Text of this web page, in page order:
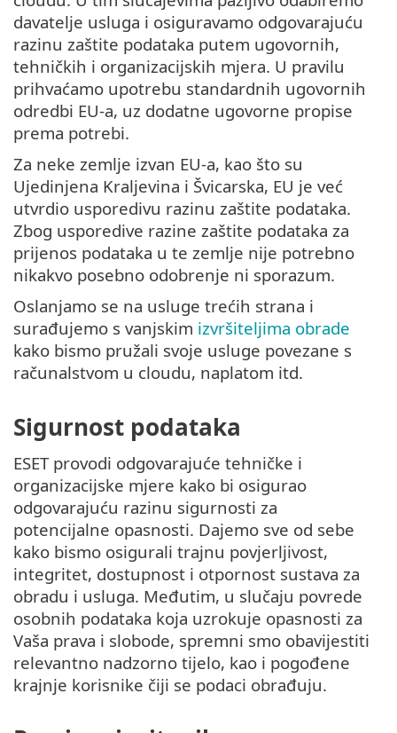
davatelje usluga i osiguravamo odgovarajuću
razinu zaštite podataka putem ugovornih,
tehničkih i organizacijskih mjera. U pravilu
prihvaćamo upotrebu standardnih ugovornih
odredbi EU-a, uz dodatne ugovorne propise
prema potrebi.
Za neke zemlje izvan EU-a, kao što su
Ujedinjena Kraljevina i Švicarska, EU je već
utvrdio usporedivu razinu zaštite podataka.
Zbog usporedive razine zaštite podataka za
prijenos podataka u te zemlje nije potrebno
nikakvo posebno odobrenje ni sporazum.
Oslanjamo se na usluge trećih strana i
surađujemo s vanjskim izvršiteljima obrade
kako bismo pružali svoje usluge povezane s
računalstvom u cloudu, naplatom itd.
Sigurnost podataka
ESET provodi odgovarajuće tehničke i
organizacijske mjere kako bi osigurao
odgovarajuću razinu sigurnosti za
potencijalne opasnosti. Dajemo sve od sebe
kako bismo osigurali trajnu povjerljivost,
integritet, dostupnost i otpornost sustava za
obradu i usluga. Međutim, u slučaju povrede
osobnih podataka koja uzrokuje opasnosti za
Vaša prava i slobode, spremni smo obavijestiti
relevantno nadzorno tijelo, kao i pogođene
krajnje korisnike čiji se podaci obrađuju.